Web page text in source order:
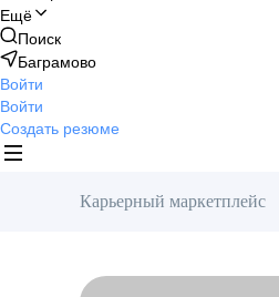
Ещё
Поиск
Баграмово
Войти
Войти
Создать резюме
Карьерный маркетплейс